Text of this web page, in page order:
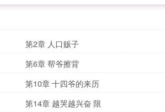
第2章 人口贩子
第6章 帮爷擦背
第10章 十四爷的来历
第14章 越哭越兴奋 限